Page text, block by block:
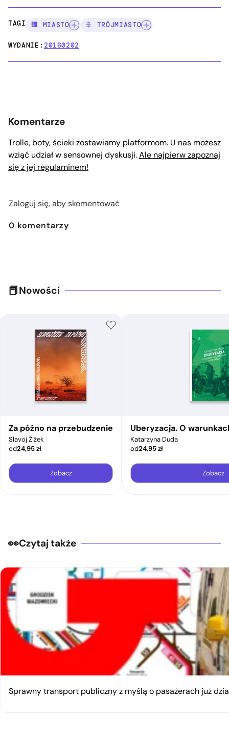
TAGI: 🏢 MIASTO 🚢 TRÓJMIASTO
WYDANIE:20160202
Komentarze
Trolle, boty, ścieki zostawiamy platformom. U nas możesz
wziąć udział w sensownej dyskusji.Ale najpierw zapoznaj
się z jej regulaminem!
Zaloguj się, aby skomentować
0 komentarzy
Nowości
Za późno na przebudzenie
Slavoj Žižek
od24,95zł
Zobacz
Uberyzacja. O
Katarzyna Duda
od24,95zł
Zobacz
Czytaj także
Sprawny transport publiczny z myślą o pasażerach już